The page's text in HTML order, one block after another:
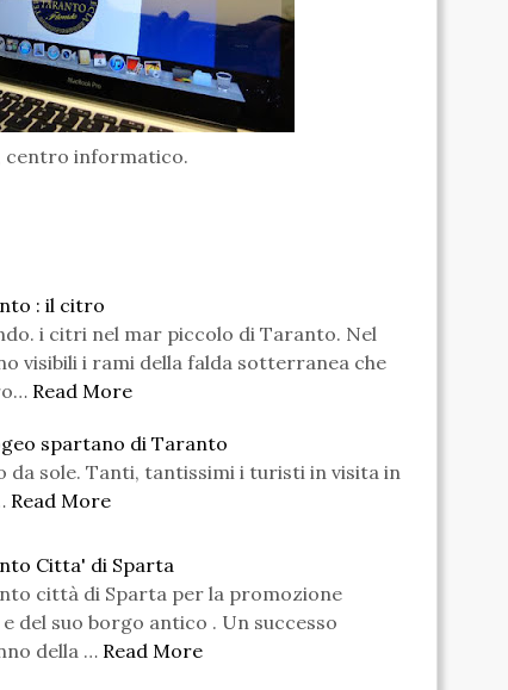
centro informatico.
: il citro
i citri nel mar piccolo di Taranto. Nel
visibili i rami della falda sotterranea che
Read More
spartano di Taranto
da sole. Tanti, tantissimi i turisti in visita in
Read More
Citta' di Sparta
città di Sparta per la promozione
del suo borgo antico . Un successo
della … Read More